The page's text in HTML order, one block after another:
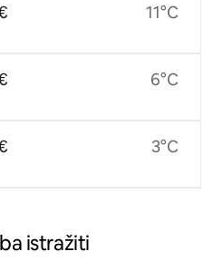
11°C
6°C
3°C
istražiti